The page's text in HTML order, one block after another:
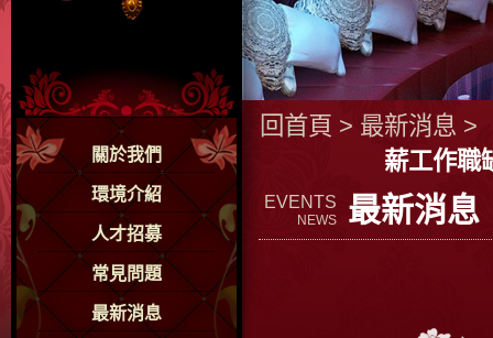
關於我們
環境介紹
人才招募
常見問題
最新消息
回首頁 > 最新消息 >
薪工作職
EVENTS
NEWS 最新消息